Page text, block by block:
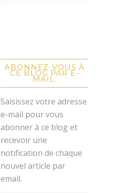
ABONNEZ-VOUS À
CE BLOG PAR E-
MAIL.
Saisissez votre adresse
e-mail pour vous
abonner à ce blog et
recevoir une
notification de chaque
nouvel article par
email.